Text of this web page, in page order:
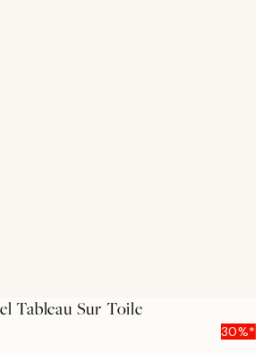
Tableau Sur Toile
30%*